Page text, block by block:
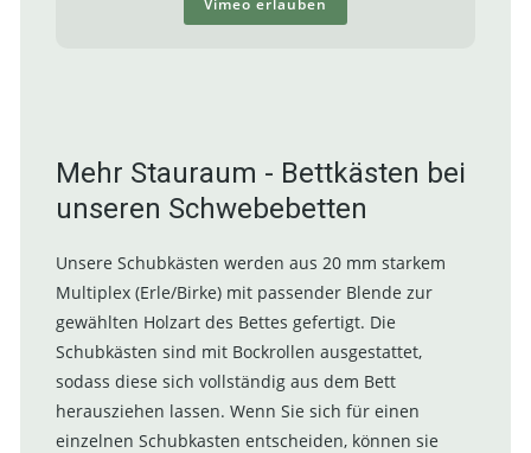
Vimeo erlauben
Mehr Stauraum - Bettkästen bei
unseren Schwebebetten
Unsere Schubkästen werden aus 20 mm starkem
Multiplex (Erle/Birke) mit passender Blende zur
gewählten Holzart des Bettes gefertigt. Die
Schubkästen sind mit Bockrollen ausgestattet,
sodass diese sich vollständig aus dem Bett
herausziehen lassen. Wenn Sie sich für einen
einzelnen Schubkasten entscheiden, können sie